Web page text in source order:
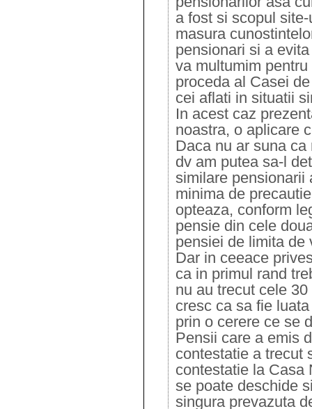
a fost si scopul
masura
pensionari si a
va multumim
proceda al Casei
cei aflati in situatii
In acest caz
noastra, o aplicare
Daca nu ar suna
dv am putea sa-l
similare pensionarii
minima de
opteaza, conform
pensie din cele
pensiei de limita de
Dar in ceeace
ca in primul rand
nu au trecut cele
cresc ca sa fie
prin o cerere ce se
Pensii care a emis
contestatie a trecut
contestatie la Casa
se poate deschide
singura prevazuta